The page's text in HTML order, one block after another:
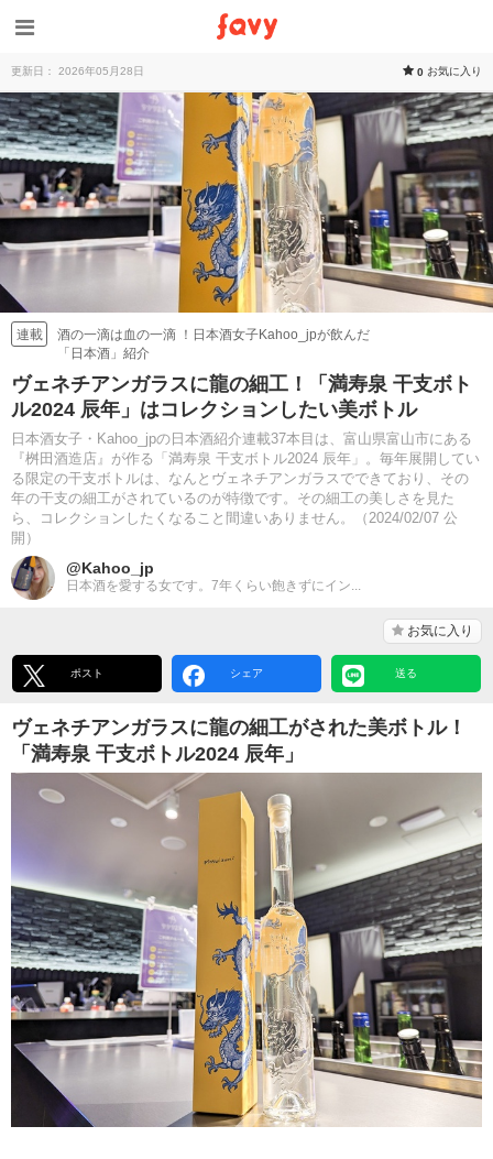
更新日： 2026年05月28日 0 お気に入り
連載
酒の一滴は血の一滴 ！日本酒女子Kahoo_jpが飲んだ
「日本酒」紹介
ヴェネチアンガラスに龍の細工！「満寿泉 干支ボト
ル2024 辰年」はコレクションしたい美ボトル
日本酒女子・Kahoo_jpの日本酒紹介連載37本目は、富山県富山市にある
『桝田酒造店』が作る「満寿泉 干支ボトル2024 辰年」。毎年展開してい
る限定の干支ボトルは、なんとヴェネチアンガラスでできており、その
年の干支の細工がされているのが特徴です。その細工の美しさを見た
ら、コレクションしたくなること間違いありません。（2024/02/07 公
開）
@Kahoo_jp
日本酒を愛する女です。7年くらい飽きずにイン...
お気に入り
ポスト シェア 送る
ヴェネチアンガラスに龍の細工がされた美ボトル！
「満寿泉 干支ボトル2024 辰年」